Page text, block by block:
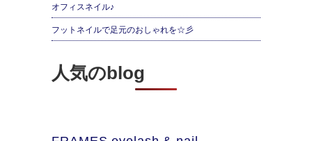
オフィスネイル♪
フットネイルで足元のおしゃれを☆彡
人気のblog